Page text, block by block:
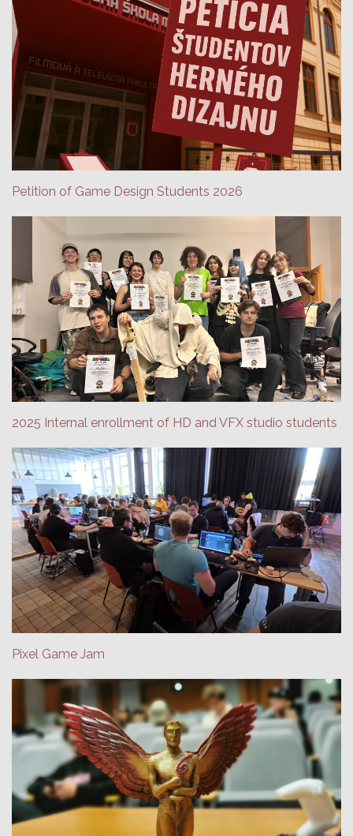
Petition of Game Design Students 2026
2025 Internal enrollment of HD and VFX studio students
Pixel Game Jam